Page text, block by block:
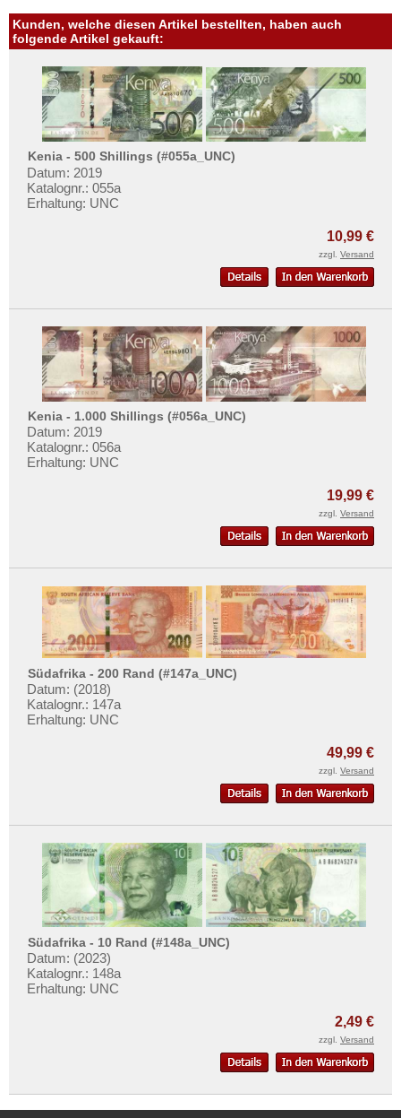
Liefer- und Versandkosten
Impressum
Kunden, welche diesen Artikel bestellten, haben auch
folgende Artikel gekauft:
Kenia - 500 Shillings (#055a_UNC)
Datum: 2019
Katalognr.: 055a
Erhaltung: UNC
10,99 €
zzgl. Versand
Kenia - 1.000 Shillings (#056a_UNC)
Datum: 2019
Katalognr.: 056a
Erhaltung: UNC
19,99 €
zzgl. Versand
Südafrika - 200 Rand (#147a_UNC)
Datum: (2018)
Katalognr.: 147a
Erhaltung: UNC
49,99 €
zzgl. Versand
Südafrika - 10 Rand (#148a_UNC)
Datum: (2023)
Katalognr.: 148a
Erhaltung: UNC
2,49 €
zzgl. Versand